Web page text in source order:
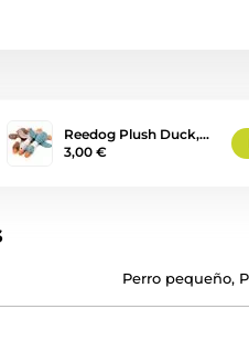
Reedog Plush Duck,…
3,00 €
Perro pequeño,